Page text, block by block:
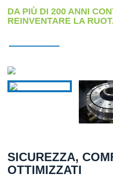
DA PIÙ DI 200 ANNI
REINVENTARE LA
SICUREZZA,
OTTIMIZZATI